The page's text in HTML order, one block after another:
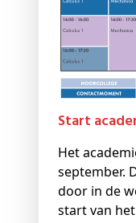
Start
Het
september.
door in de
start van